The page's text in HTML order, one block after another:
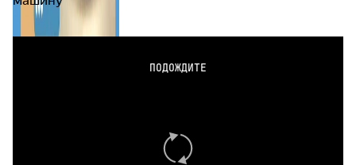
ПОДОЖДИТЕ